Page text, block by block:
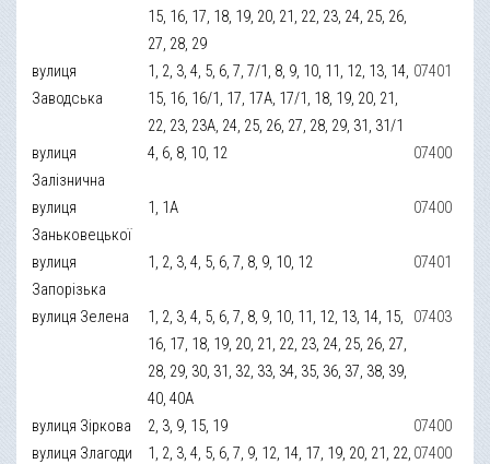
15, 16, 17, 18, 19, 20, 21, 22, 23, 24, 25, 26,
27, 28, 29
вулиця
Заводська
1, 2, 3, 4, 5, 6, 7, 7/1, 8, 9, 10, 11, 12, 13, 14,
15, 16, 16/1, 17, 17А, 17/1, 18, 19, 20, 21,
22, 23, 23А, 24, 25, 26, 27, 28, 29, 31, 31/1
07401
вулиця
Залізнична
4, 6, 8, 10, 12 07400
вулиця
Заньковецької
1, 1А 07400
вулиця
Запорізька
1, 2, 3, 4, 5, 6, 7, 8, 9, 10, 12 07401
вулиця Зелена
1, 2, 3, 4, 5, 6, 7, 8, 9, 10, 11, 12, 13, 14, 15,
16, 17, 18, 19, 20, 21, 22, 23, 24, 25, 26, 27,
28, 29, 30, 31, 32, 33, 34, 35, 36, 37, 38, 39,
40, 40А
07403
вулиця Зіркова 2, 3, 9, 15, 19
07400
вулиця Злагоди
1, 2, 3, 4, 5, 6, 7, 9, 12, 14, 17, 19, 20, 21, 22, 07400